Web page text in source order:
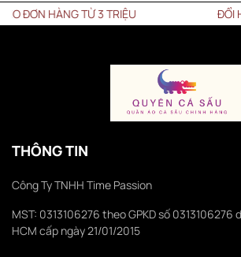
TỪ 3 TRIỆU ĐỔI HÀNG
THÔNG TIN
Công Ty TNHH Time Passion
MST: 0313106276 theo GPKD số 0313106276
HCM cấp ngày 21/01/2015